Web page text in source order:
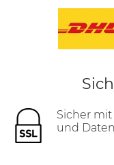
Sicher mit
und